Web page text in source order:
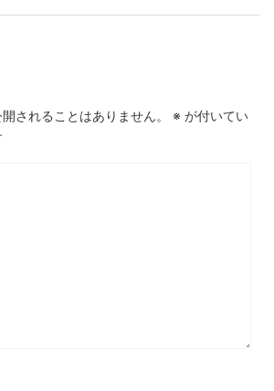
されることはありません。 ※ が付いてい